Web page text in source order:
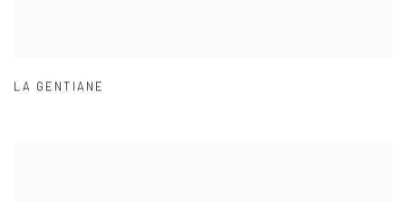
LA GENTIANE